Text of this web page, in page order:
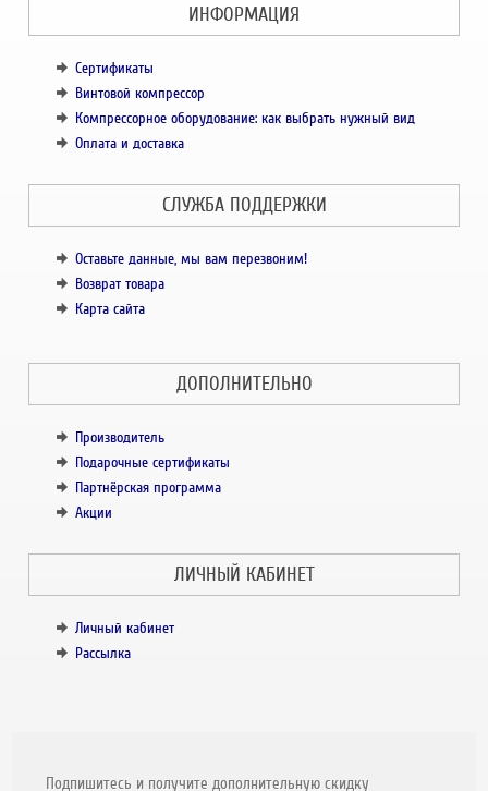
ИНФОРМАЦИЯ
Сертификаты
Винтовой компрессор
Компрессорное оборудование: как выбрать нужный вид
Оплата и доставка
СЛУЖБА ПОДДЕРЖКИ
Оставьте данные, мы вам перезвоним!
Возврат товара
Карта сайта
ДОПОЛНИТЕЛЬНО
Производитель
Подарочные сертификаты
Партнёрская программа
Акции
ЛИЧНЫЙ КАБИНЕТ
Личный кабинет
Рассылка
Подпишитесь и получите дополнительную скидку